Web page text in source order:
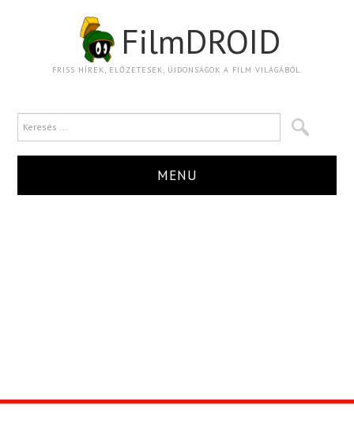
FilmDROID
FRISS HÍREK, ELŐZETESEK, ÚJDONSÁGOK A FILM VILÁGÁBÓL.
MENU